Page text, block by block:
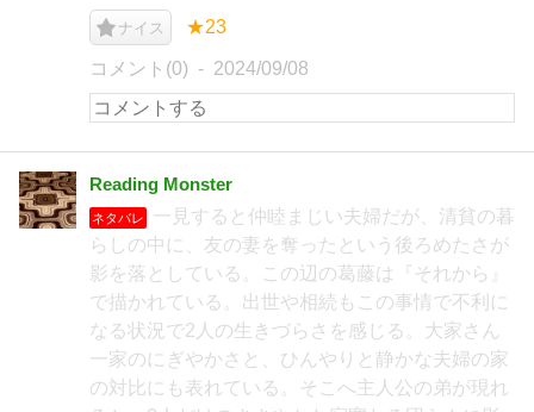
ナイス ★23
コメント(0) 2024/09/08
Reading Monster
ネタバレ
一見すると仲睦まじい夫婦だが、清貧の暮
らしの中に、友の妻を奪ったという後ろめたさが
影を落としている。この辺の葛藤は『それから』
で描かれている。出世や相続もこの事情で不利に
なる状況で2人の生きづらさを感じる。大家さん
一家のにぎやかさと、ひんやりと静かな夫婦の家
の対比にも表れている。そこへ主人公の弟が現れ